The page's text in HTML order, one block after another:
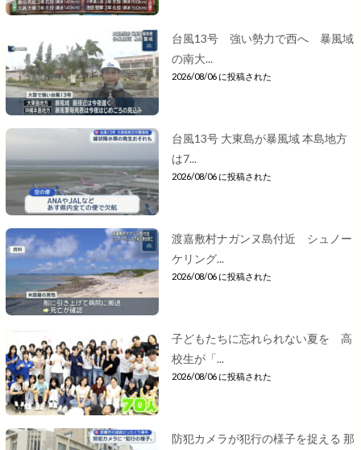
台風13号 強い勢力で西へ 暴風域
の南大...
2026/08/06 に投稿された
台風13号 大東島が暴風域 本島地方
は7...
2026/08/06 に投稿された
渡嘉敷村ナガンヌ島付近 シュノー
ケリング...
2026/08/06 に投稿された
子どもたちに忘れられない夏を 高
校生が「...
2026/08/06 に投稿された
防犯カメラが犯行の様子を捉える 那